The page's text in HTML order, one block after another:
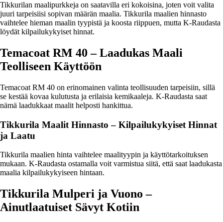
Tikkurilan maalipurkkeja on saatavilla eri kokoisina, joten voit valita
juuri tarpeisiisi sopivan määrän maalia. Tikkurila maalien hinnasto
vaihtelee hieman maalin tyypistä ja koosta riippuen, mutta K-Raudasta
löydät kilpailukykyiset hinnat.
Temacoat RM 40 – Laadukas Maali
Teolliseen Käyttöön
Temacoat RM 40 on erinomainen valinta teollisuuden tarpeisiin, sillä
se kestää kovaa kulutusta ja erilaisia kemikaaleja. K-Raudasta saat
nämä laadukkaat maalit helposti hankittua.
Tikkurila Maalit Hinnasto – Kilpailukykyiset Hinnat
ja Laatu
Tikkurila maalien hinta vaihtelee maalityypin ja käyttötarkoituksen
mukaan. K-Raudasta ostamalla voit varmistua siitä, että saat laadukasta
maalia kilpailukykyiseen hintaan.
Tikkurila Mulperi ja Vuono –
Ainutlaatuiset Sävyt Kotiin